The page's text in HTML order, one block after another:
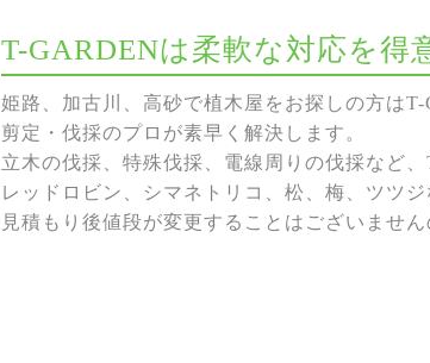
T-GARDENは柔軟な対応を得
姫路、加古川、高砂で植木屋をお探しの方は
剪定・伐採のプロが素早く解決します。
立木の伐採、特殊伐採、電線周りの伐採など
レッドロビン、シマネトリコ、松、梅、ツツ
見積もり後値段が変更することはございません